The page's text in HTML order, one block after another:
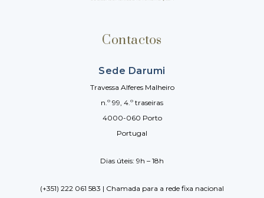
Contactos
Sede Darumi
Travessa Alferes Malheiro
n.º 99, 4.º traseiras
4000-060 Porto
Portugal
Dias úteis: 9h – 18h
(+351) 222 061 583 | Chamada para a rede fixa nacional